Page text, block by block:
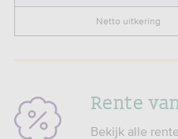
Netto uitkering
Rente
Bekijk alle